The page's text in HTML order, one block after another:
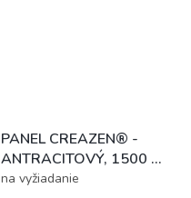
PANEL CREAZEN® -
ANTRACITOVÝ, 1500 x
2400 mm
na vyžiadanie